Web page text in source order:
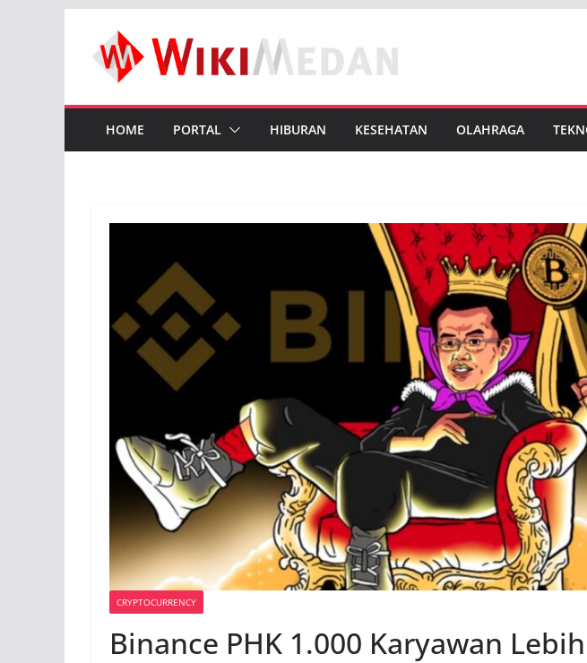
content
HOME PORTAL HIBURAN KESEHATAN OLAHRAGA
CRYPTOCURRENCY
Binance PHK 1.000 Karyawan Lebih